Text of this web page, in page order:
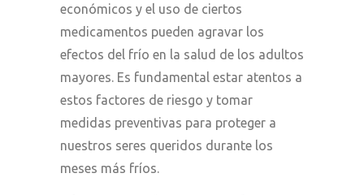
económicos y el uso de ciertos
medicamentos pueden agravar los
efectos del frío en la salud de los adultos
mayores. Es fundamental estar atentos a
estos factores de riesgo y tomar
medidas preventivas para proteger a
nuestros seres queridos durante los
meses más fríos.